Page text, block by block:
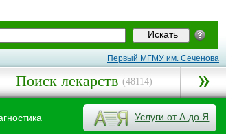
Первый МГМУ им. Сеченова
Поиск лекарств (48114)
Услуги от А до Я